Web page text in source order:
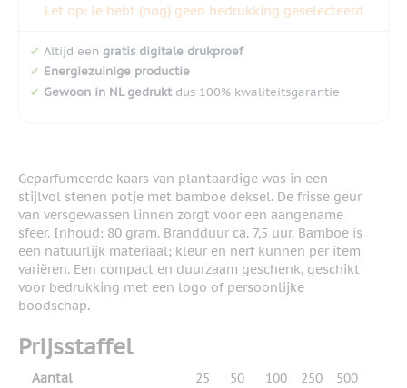
Let op: Je hebt (nog) geen bedrukking geselecteerd
✔ Altijd een gratis digitale drukproef
✔ Energiezuinige productie
✔ Gewoon in NL gedruktdus 100% kwaliteitsgarantie
Geparfumeerde kaars van plantaardige was in een
stijlvol stenen potje met bamboe deksel. De frisse geur
van versgewassen linnen zorgt voor een aangename
sfeer. Inhoud: 80 gram. Brandduur ca. 7,5 uur. Bamboe is
een natuurlijk materiaal; kleur en nerf kunnen per item
variëren. Een compact en duurzaam geschenk, geschikt
voor bedrukking met een logo of persoonlijke
boodschap.
Prijsstaffel
Aantal 25 50 100 250 500